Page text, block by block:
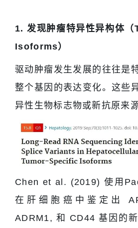
1. 发现肿瘤特异性异构体
Isoforms）
驱动肿瘤发生发展的往往是
整个基因的表达变化。这些
异性生物标志物或新抗原来源
Chen et al. (2019) 使用
在肝细胞癌中鉴定出
ADRM1, 和 CD44 基因的